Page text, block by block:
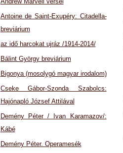
Antoine de Saint-Exupéry: Citadella-
breviárium
az idő harcokat ujráz /1914-2014/
Bálint György breviárium
Bigonya (mosolygó magyar irodalom)
Cseke Gábor-Szonda Szabolcs:
Hajónapló József Attilával
Demény Péter / Ivan Karamazov/:
Kábé
Demény Péter. Operamesék